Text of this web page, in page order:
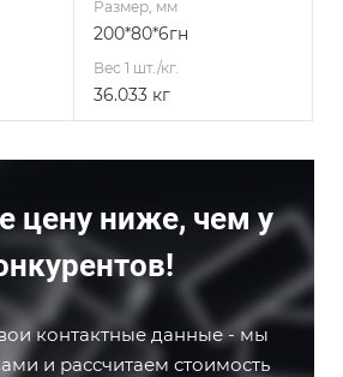
Размер, мм
200*80*6гн
Вес 1 шт./кг.
36.033 кг
цену ниже, чем у
контактные данные - мы
и рассчитаем стоимость